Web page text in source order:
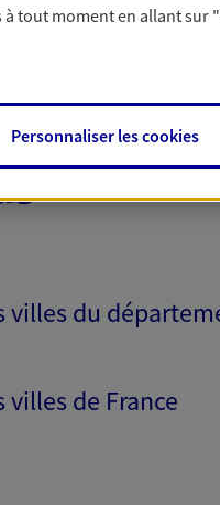
villes du
villes de France
à tout moment en allant sur
Personnaliser les cookies